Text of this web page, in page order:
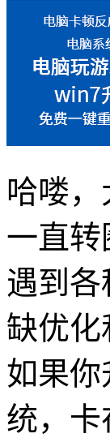
哈喽
一直
遇到
缺优
如果你
统，